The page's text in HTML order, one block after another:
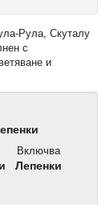
Рула, Скуталу
с
и
Включва
Лепенки